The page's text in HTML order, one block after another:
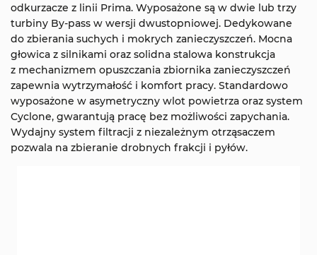
odkurzacze z linii Prima. Wyposażone są w dwie lub trzy
turbiny By-pass w wersji dwustopniowej. Dedykowane
do zbierania suchych i mokrych zanieczyszczeń. Mocna
głowica z silnikami oraz solidna stalowa konstrukcja
z mechanizmem opuszczania zbiornika zanieczyszczeń
zapewnia wytrzymałość i komfort pracy. Standardowo
wyposażone w asymetryczny wlot powietrza oraz system
Cyclone, gwarantują pracę bez możliwości zapychania.
Wydajny system filtracji z niezależnym otrząsaczem
pozwala na zbieranie drobnych frakcji i pyłów.